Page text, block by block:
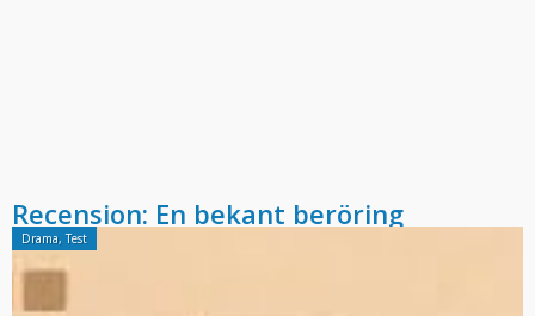
Recension: En bekant beröring
Drama,Test